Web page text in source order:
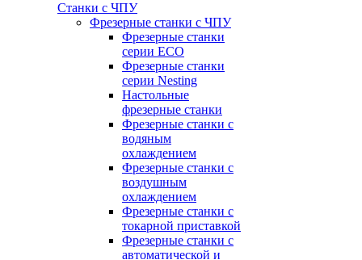
Станки с ЧПУ
Фрезерные станки с ЧПУ
Фрезерные станки
серии ECO
Фрезерные станки
серии Nesting
Настольные
фрезерные станки
Фрезерные станки с
водяным
охлаждением
Фрезерные станки с
воздушным
охлаждением
Фрезерные станки с
токарной приставкой
Фрезерные станки с
автоматической и